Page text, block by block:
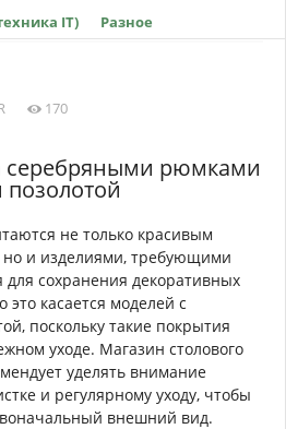
IT) Разное
170
серебряными рюмками
не только красивым
но и изделиями, требующими
сохранения декоративных
касается моделей с
поскольку такие покрытия
уходе. Магазин столового
уделять внимание
и регулярному уходу, чтобы
внешний вид.